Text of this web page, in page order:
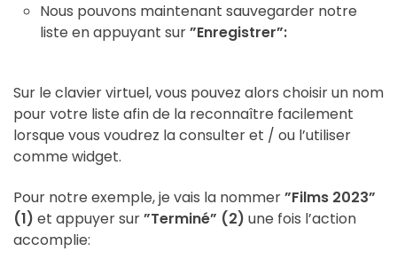
Nous pouvons maintenant sauvegarder notre
liste en appuyant sur”Enregistrer”:
Sur le clavier virtuel, vous pouvez alors choisir un nom
pour votre liste afin de la reconnaître facilement
lorsque vous voudrez la consulter et / ou l’utiliser
comme widget.
Pour notre exemple, je vais la nommer”Films 2023”
(1) et appuyer sur”Terminé” (2) une fois l’action
accomplie: